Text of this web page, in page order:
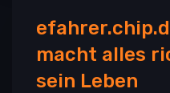
macht alles
sein Leben